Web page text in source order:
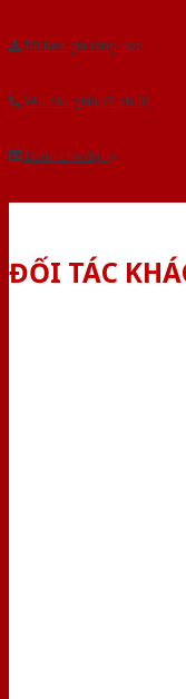
Tải báo giá tổng hợp
Yêu cầu gọi lại (3 phút)
Dành cho đại lý
ĐỐI TÁC